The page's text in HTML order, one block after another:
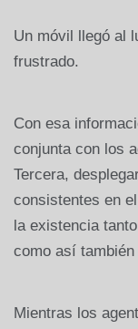
Un móvil llegó al
frustrado.
Con esa
conjunta con los
Tercera,
consistentes en
la existencia
como así
Mientras los